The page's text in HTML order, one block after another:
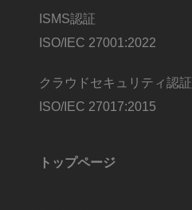
ISMS認証
ISO/IEC 27001:2022
クラウドセキュリティ認証
ISO/IEC 27017:2015
トップページ